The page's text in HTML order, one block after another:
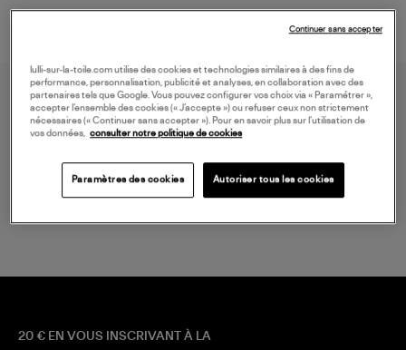
20 € EN VOUS INSCRIVANT À LA
lulli-sur-la-toile.com utilise des cookies et technologies similaires à des fins de
performance, personnalisation, publicité et analyses, en collaboration avec des
partenaires tels que Google. Vous pouvez configurer vos choix via « Paramétrer »,
accepter l’ensemble des cookies (« J’accepte ») ou refuser ceux non strictement
nécessaires (« Continuer sans accepter »). Pour en savoir plus sur l’utilisation de
vos données, consulter notre politique de cookies
Paramètres des cookies Autoriser tous les cookies
Continuer sans accepter